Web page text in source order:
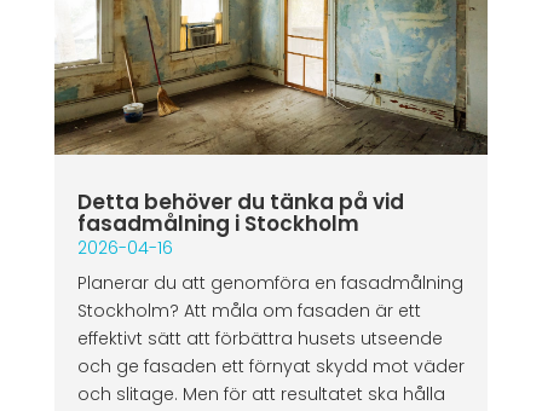
Detta behöver du tänka på vid
fasadmålning i Stockholm
2026-04-16
Planerar du att genomföra en fasadmålning
Stockholm? Att måla om fasaden är ett
effektivt sätt att förbättra husets utseende
och ge fasaden ett förnyat skydd mot väder
och slitage. Men för att resultatet ska hålla